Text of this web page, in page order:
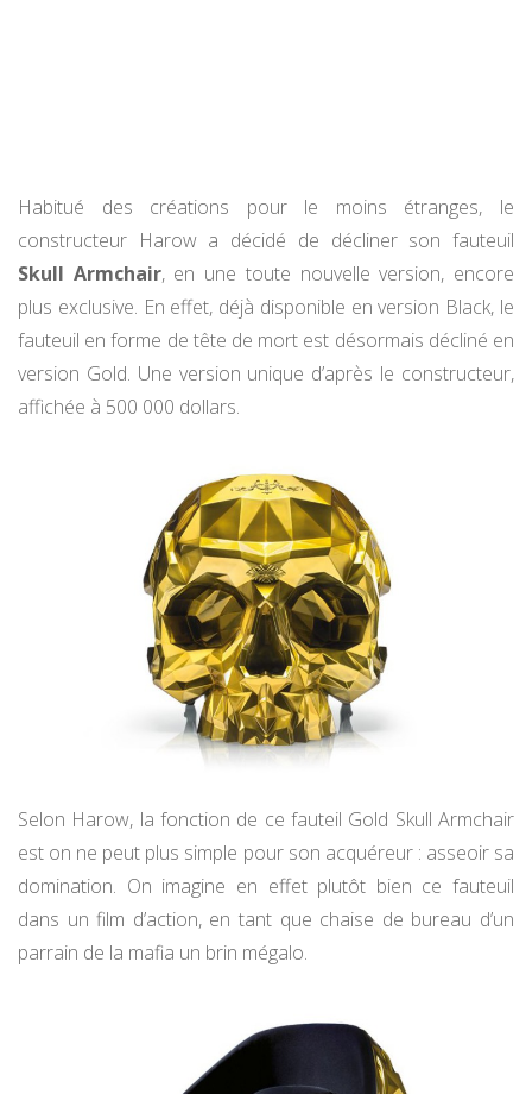
Habitué des créations pour le moins étranges, le
constructeur Harow a décidé de décliner son fauteuil
Skull Armchair, en une toute nouvelle version, encore
plus exclusive. En effet, déjà disponible en version Black, le
fauteuil en forme de tête de mort est désormais décliné en
version Gold. Une version unique d’après le constructeur,
affichée à 500 000 dollars.
Selon Harow, la fonction de ce fauteil Gold Skull Armchair
est on ne peut plus simple pour son acquéreur : asseoir sa
domination. On imagine en effet plutôt bien ce fauteuil
dans un film d’action, en tant que chaise de bureau d’un
parrain de la mafia un brin mégalo.